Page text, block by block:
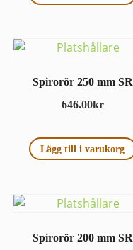
Spirorör 250 mm SR
646.00kr
Lägg till i varukorg
Spirorör 200 mm SR